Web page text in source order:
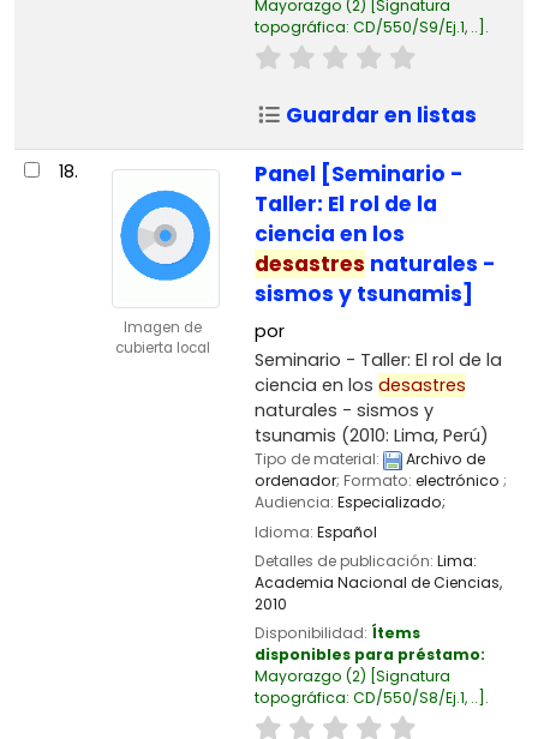
Mayorazgo (2) Signatura
topográfica: CD/550/S9/Ej.1, .. .
Guardar en listas
18.
Imagen de
cubierta local
Panel [Seminario -
Taller: El rol de la
ciencia en los
desastres naturales -
sismos y tsunamis]
por
Seminario - Taller: El rol de la
ciencia en los desastres
naturales - sismos y
tsunamis (2010: Lima, Perú)
Tipo de material:
Archivo de
ordenador; Formato: electrónico ;
Audiencia: Especializado;
Idioma: Español
Detalles de publicación: Lima:
Academia Nacional de Ciencias,
2010
Disponibilidad: Ítems
disponibles para préstamo:
Mayorazgo (2) Signatura
topográfica: CD/550/S8/Ej.1, .. .